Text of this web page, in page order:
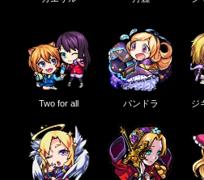
Two for all パンドラ ジ